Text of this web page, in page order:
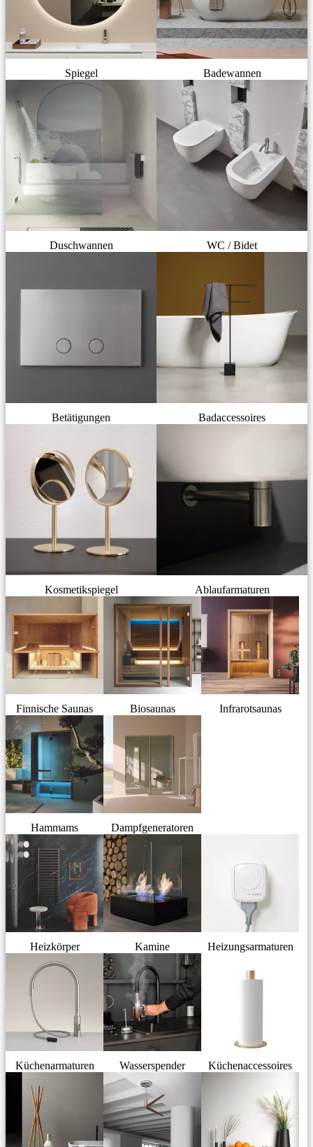
Spiegel Badewannen
Duschwannen WC / Bidet
Betätigungen Badaccessoires
Kosmetikspiegel Ablaufarmaturen
Finnische Saunas Biosaunas Infrarotsaunas
Hammams Dampfgeneratoren
Heizkörper Kamine Heizungsarmaturen
Küchenarmaturen Wasserspender Küchenaccessoires